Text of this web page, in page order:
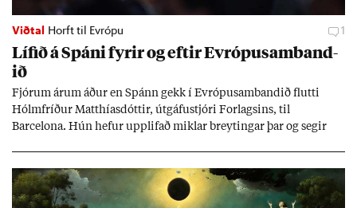
Viðtal Horft til Evrópu 1
Líf­ið á Spáni fyr­ir og eft­ir Evr­ópu­sam­band­
ið
Fjór­um ár­um áð­ur en Spánn gekk í Evr­ópu­sam­band­ið flutti
Hólm­fríð­ur Matth­ías­dótt­ir, út­gáfu­stjóri For­lags­ins, til
Barcelona. Hún hef­ur upp­lif­að mikl­ar breyt­ing­ar þar og seg­ir
jafnt sem styrkj­um til menn­ing­ar­mála. Þá hafi katalónsk­an hlot­
ið með­byr.